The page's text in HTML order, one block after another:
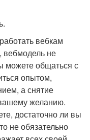
вебкам
вебмодель не
можете общаться с
опытом,
а снятие
желанию.
достаточно ли вы
не обязательно